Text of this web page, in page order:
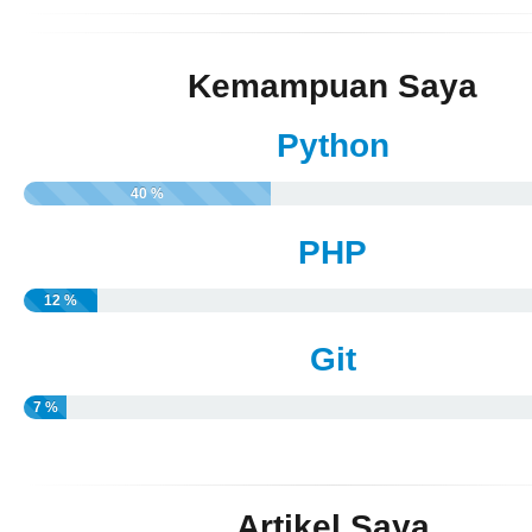
Kemampuan Saya
Python
40 %
PHP
12 %
Git
7 %